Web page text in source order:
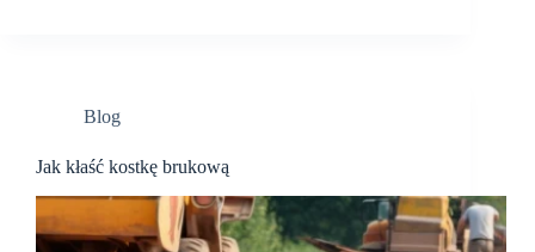
Blog
Jak kłaść kostkę brukową